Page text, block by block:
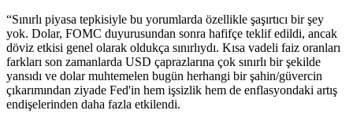
“Sınırlı piyasa tepkisiyle bu yorumlarda özellikle şaşırtıcı bir şey
yok. Dolar, FOMC duyurusundan sonra hafifçe teklif edildi, ancak
döviz etkisi genel olarak oldukça sınırlıydı. Kısa vadeli faiz oranları
farkları son zamanlarda USD çaprazlarına çok sınırlı bir şekilde
yansıdı ve dolar muhtemelen bugün herhangi bir şahin/güvercin
çıkarımından ziyade Fed'in hem işsizlik hem de enflasyondaki artış
endişelerinden daha fazla etkilendi.